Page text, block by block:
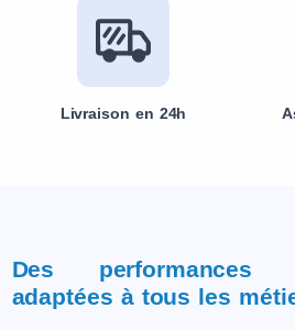
Livraison en 24h
Des performances
adaptées à tous les